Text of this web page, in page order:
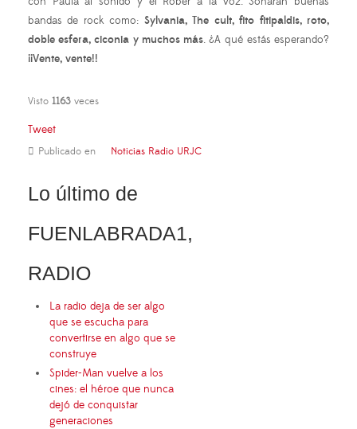
bandas de rock como: Sylvania, The cult, fito fitipaldis, roto,
doble esfera, ciconia y muchos más. ¿A qué estás esperando?
¡¡Vente, vente!!
Visto 1163 veces
Tweet
Publicado en Noticias Radio URJC
Lo último de
FUENLABRADA1,
RADIO
La radio deja de ser algo
que se escucha para
convertirse en algo que se
construye
Spider-Man vuelve a los
cines: el héroe que nunca
dejó de conquistar
generaciones